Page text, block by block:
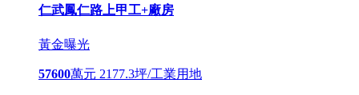
仁武鳳仁路上甲工+廠房
黃金曝光
57600萬元 2177.3坪/工業用地